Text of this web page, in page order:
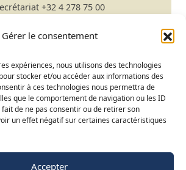
Gérer le consentement
expériences, nous utilisons des technologies
stocker et/ou accéder aux informations des
à ces technologies nous permettra de
que le comportement de navigation ou les ID
fait de ne pas consentir ou de retirer son
un effet négatif sur certaines caractéristiques
Accepter
+32 4 278 75 00
Restaurant+32 4 278 75 03
Réserver un green fee
Apprendre le golf
Calendrier du Club
Ouverture du terrain